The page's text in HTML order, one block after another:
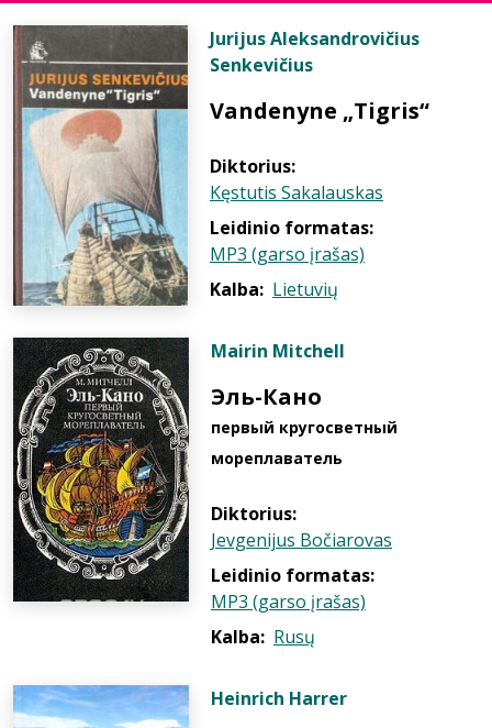
Jurijus Aleksandrovičius
Senkevičius
Vandenyne „Tigris“
Diktorius:
Kęstutis Sakalauskas
Leidinio formatas:
MP3 (garso įrašas)
Kalba: Lietuvių
Mairin Mitchell
Эль-Кано
первый кругосветный
мореплаватель
Diktorius:
Jevgenijus Bočiarovas
Leidinio formatas:
MP3 (garso įrašas)
Kalba: Rusų
Heinrich Harrer